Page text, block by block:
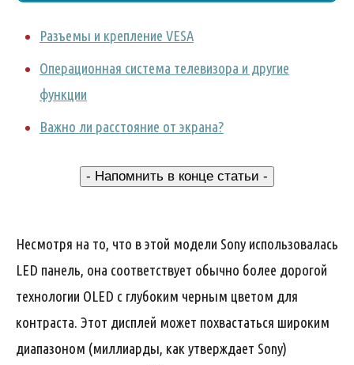
Разъемы и крепление VESA
Операционная система телевизора и другие
функции
Важно ли расстояние от экрана?
- Напомнить в конце статьи -
Несмотря на то, что в этой модели Sony использовалась
LED панель, она соответствует обычно более дорогой
технологии OLED с глубоким черным цветом для
контраста. Этот дисплей может похвастаться широким
диапазоном (миллиарды, как утверждает Sony)